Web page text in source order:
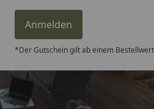
Anmelden
*Der Gutschein gilt ab einem